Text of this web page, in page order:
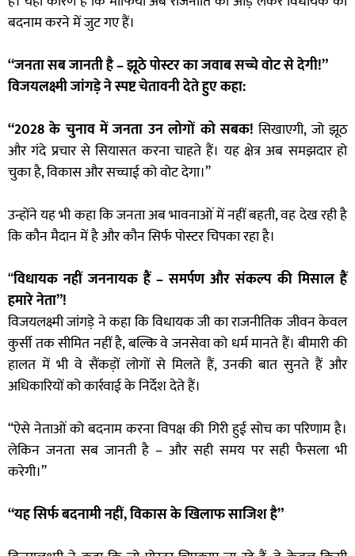
बदनाम करने में जुट गए हैं।
“जनता सब जानती है – झूठे पोस्टर का जवाब सच्चे वोट से देगी!”
विजयलक्ष्मी जांगड़े ने स्पष्ट चेतावनी देते हुए कहा:
“2028 के चुनाव में जनता उन लोगों को सबक! सिखाएगी, जो झूठ
और गंदे प्रचार से सियासत करना चाहते हैं। यह क्षेत्र अब समझदार हो
चुका है, विकास और सच्चाई को वोट देगा।”
उन्होंने यह भी कहा कि जनता अब भावनाओं में नहीं बहती, वह देख रही है
कि कौन मैदान में है और कौन सिर्फ पोस्टर चिपका रहा है।
“विधायक नहीं जननायक हैं – समर्पण और संकल्प की मिसाल हैं
हमारे नेता”!
विजयलक्ष्मी जांगड़े ने कहा कि विधायक जी का राजनीतिक जीवन केवल
कुर्सी तक सीमित नहीं है, बल्कि वे जनसेवा को धर्म मानते हैं। बीमारी की
हालत में भी वे सैंकड़ों लोगों से मिलते हैं, उनकी बात सुनते हैं और
अधिकारियों को कार्रवाई के निर्देश देते हैं।
“ऐसे नेताओं को बदनाम करना विपक्ष की गिरी हुई सोच का परिणाम है।
लेकिन जनता सब जानती है – और सही समय पर सही फैसला भी
करेगी।”
“यह सिर्फ बदनामी नहीं, विकास के खिलाफ साजिश है”